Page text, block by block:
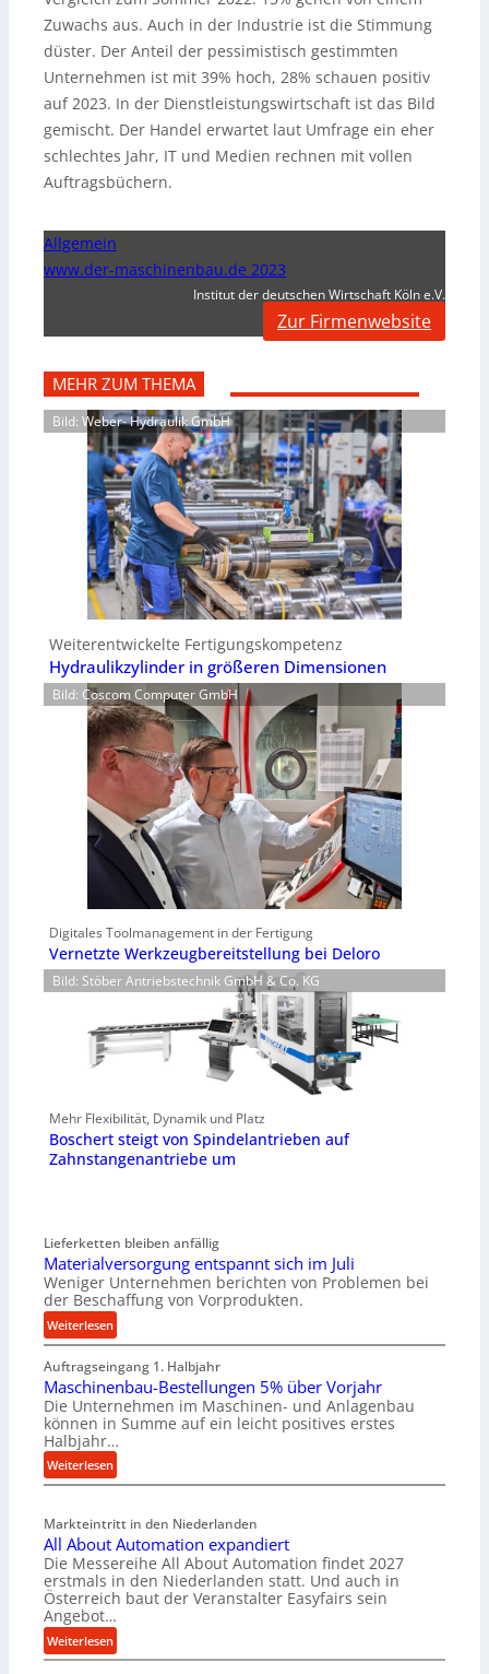
Zuwachs aus. Auch in der Industrie ist die Stimmung
düster. Der Anteil der pessimistisch gestimmten
Unternehmen ist mit 39% hoch, 28% schauen positiv
auf 2023. In der Dienstleistungswirtschaft ist das Bild
gemischt. Der Handel erwartet laut Umfrage ein eher
schlechtes Jahr, IT und Medien rechnen mit vollen
Auftragsbüchern.
Allgemein
www.der-maschinenbau.de 2023
Institut der deutschen Wirtschaft Köln e.V.
Zur Firmenwebsite
MEHR ZUM THEMA
Bild: Weber- Hydraulik GmbH
Weiterentwickelte Fertigungskompetenz
Hydraulikzylinder in größeren Dimensionen
Bild: Coscom Computer GmbH
Digitales Toolmanagement in der Fertigung
Vernetzte Werkzeugbereitstellung bei Deloro
Bild: Stöber Antriebstechnik GmbH & Co. KG
Mehr Flexibilität, Dynamik und Platz
Boschert steigt von Spindelantrieben auf
Zahnstangenantriebe um
Lieferketten bleiben anfällig
Materialversorgung entspannt sich im Juli
Weniger Unternehmen berichten von Problemen bei
der Beschaffung von Vorprodukten.
Weiterlesen:
M
a
t
e
r
i
a
l
e
r
s
o
u
Auftragseingang 1. Halbjahr
Maschinenbau-Bestellungen 5% über Vorjahr
Die Unternehmen im Maschinen- und Anlagenbau
können in Summe auf ein leicht positives erstes
Halbjahr…
Weiterlesen:
M
s
c
h
i
n
e
n
Markteintritt in den Niederlanden
All About Automation expandiert
Die Messereihe All About Automation findet 2027
erstmals in den Niederlanden statt. Und auch in
Österreich baut der Veranstalter Easyfairs sein
Angebot…
Weiterlesen:
A